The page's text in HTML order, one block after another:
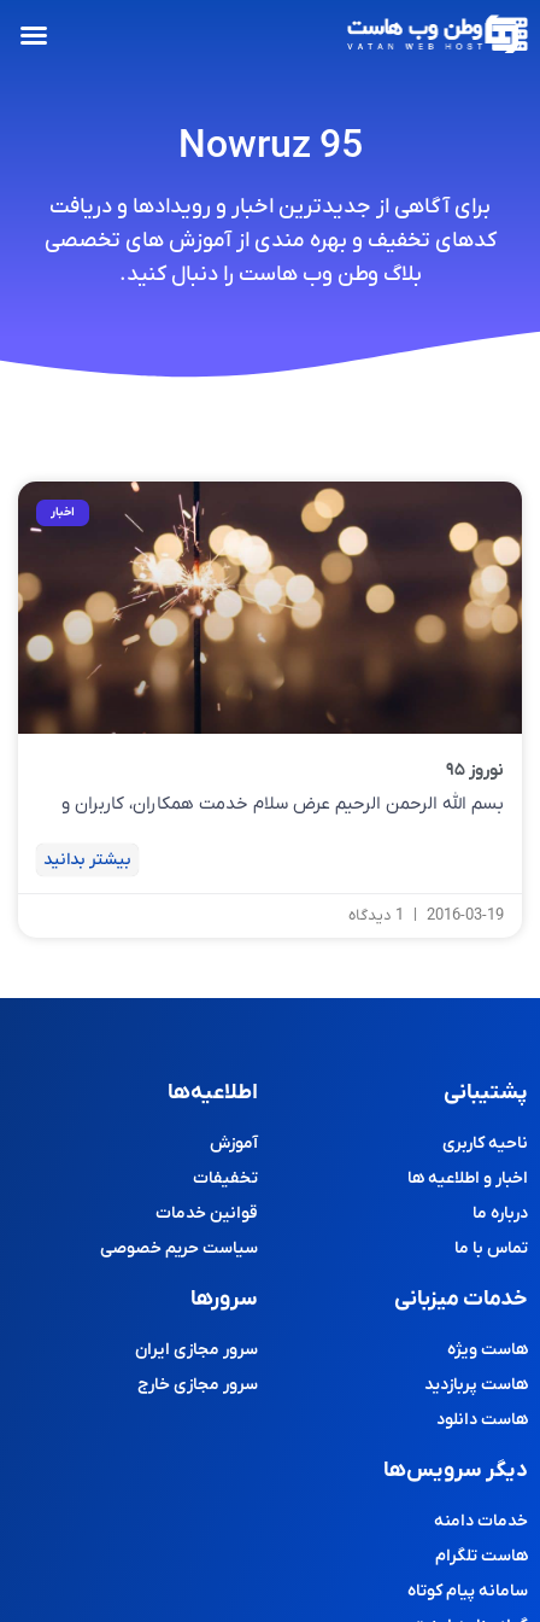
Nowruz 95
برای آگاهی از جدیدترین اخبار و رویدادها و دریافت
کدهای تخفیف و بهره مندی از آموزش های تخصصی
بلاگ وطن وب هاست را دنبال کنید.
اخبار
نوروز ۹۵
بسم الله الرحمن الرحیم عرض سلام خدمت همکاران، کاربران و
بیشتر بدانید
2016-03-19
پشتیبانی
ناحیه کاربری
اخبار و اطلاعیه ها
درباره ما
تماس با ما
اطلاعیه‌ها
آموزش
تخفیفات
قوانین خدمات
سیاست حریم خصوصی
خدمات میزبانی
هاست ویژه
هاست پربازدید
هاست دانلود
سرورها
سرور مجازی ایران
سرور مجازی خارج
دیگر سرویس‌ها
خدمات دامنه
هاست تلگرام
سامانه پیام کوتاه